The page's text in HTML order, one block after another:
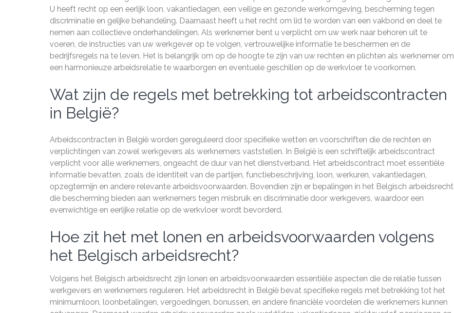
U heeft recht op een eerlijk loon, vakantiedagen, een veilige en gezonde werkomgeving, bescherming tegen
discriminatie en gelijke behandeling. Daarnaast heeft u het recht om lid te worden van een vakbond en deel te
nemen aan collectieve onderhandelingen. Als werknemer bent u verplicht om uw werk naar behoren uit te
voeren, de instructies van uw werkgever op te volgen, vertrouwelijke informatie te beschermen en de
bedrijfsregels na te leven. Het is belangrijk om op de hoogte te zijn van uw rechten en plichten als werknemer om
een harmonieuze arbeidsrelatie te waarborgen en eventuele geschillen op de werkvloer te voorkomen.
Wat zijn de regels met betrekking tot arbeidscontracten
in België?
Arbeidscontracten in België worden gereguleerd door specifieke wetten en voorschriften die de rechten en
verplichtingen van zowel werkgevers als werknemers vaststellen. In België is een schriftelijk arbeidscontract
verplicht voor alle werknemers, ongeacht de duur van het dienstverband. Het arbeidscontract moet essentiële
informatie bevatten, zoals de identiteit van de partijen, functiebeschrijving, loon, werkuren, vakantiedagen,
opzegtermijn en andere relevante arbeidsvoorwaarden. Bovendien zijn er bepalingen in het Belgisch arbeidsrecht
die bescherming bieden aan werknemers tegen misbruik en discriminatie door werkgevers, waardoor een
evenwichtige en eerlijke relatie op de werkvloer wordt bevorderd.
Hoe zit het met lonen en arbeidsvoorwaarden volgens
het Belgisch arbeidsrecht?
Volgens het Belgisch arbeidsrecht zijn lonen en arbeidsvoorwaarden essentiële aspecten die de relatie tussen
werkgevers en werknemers reguleren. Het arbeidsrecht in België bevat specifieke regels met betrekking tot het
minimumloon, loonbetalingen, vergoedingen, bonussen, en andere financiële voordelen die werknemers kunnen